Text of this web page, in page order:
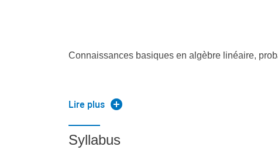
Connaissances basiques en algèbre linéaire,
Lire plus
Syllabus